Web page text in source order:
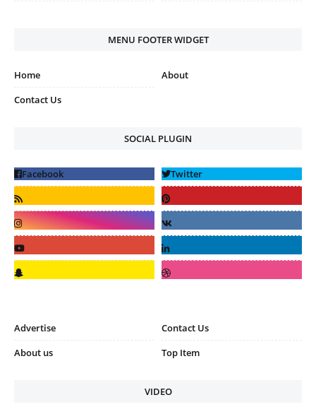
MENU FOOTER WIDGET
Home
About
Contact Us
SOCIAL PLUGIN
Advertise
Contact Us
About us
Top Item
VIDEO